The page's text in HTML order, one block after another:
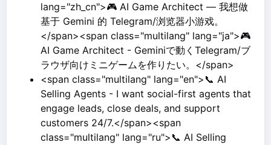
lang="zh_cn">🎮 AI Game Architect — 我想做
基于 Gemini 的 Telegram/浏览器小游戏。
</span><span class="multilang" lang="ja">🎮
AI Game Architect - Geminiで動くTelegram/ブ
ラウザ向けミニゲームを作りたい。</span>
<span class="multilang" lang="en">📞 AI
Selling Agents - I want social-first agents that
engage leads, close deals, and support
customers 24/7.</span><span
class="multilang" lang="ru">📞 AI Selling